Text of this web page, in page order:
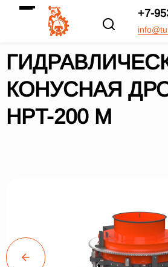
+7-
КОНУСНАЯ
HPT-200 M